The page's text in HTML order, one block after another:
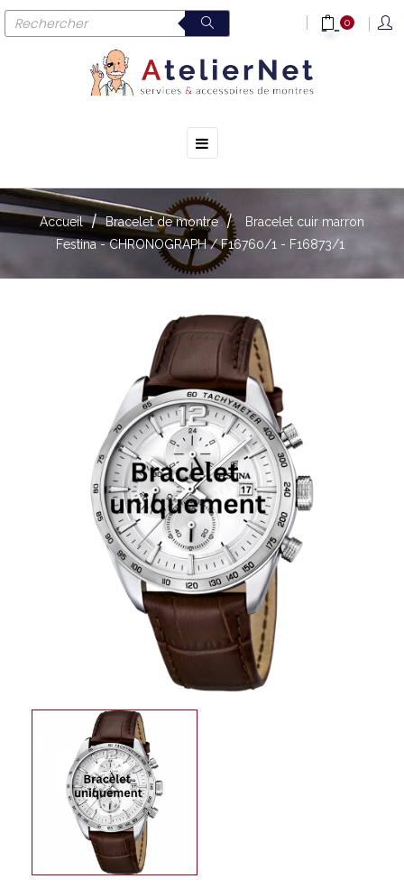
0
Basculer
la
☰
Accueil Bracelet de montre
Bracelet cuir marron
Festina - CHRONOGRAPH / F16760/1 - F16873/1